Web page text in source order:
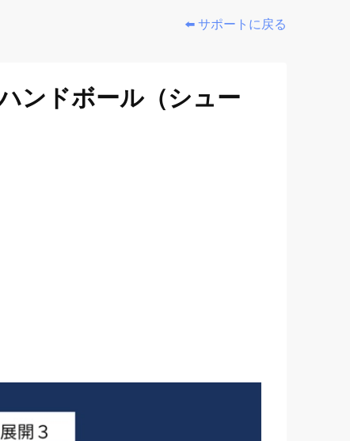
⬅️ サポートに戻る
ンドボール（シュー